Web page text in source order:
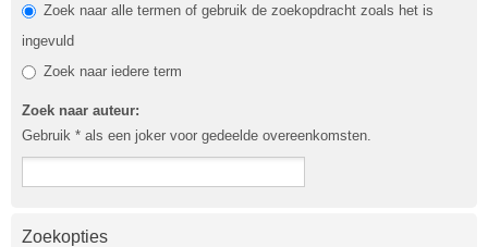
Zoek naar alle termen of gebruik de zoekopdracht zoals het is
ingevuld
Zoek naar iedere term
Zoek naar auteur:
Gebruik * als een joker voor gedeelde overeenkomsten.
Zoekopties